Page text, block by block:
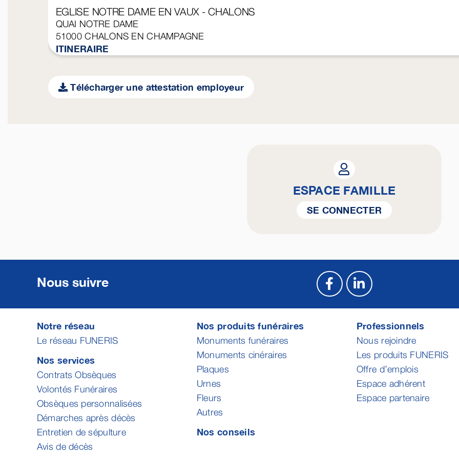
EGLISE NOTRE DAME EN VAUX - CHALONS
QUAI NOTRE DAME
51000CHALONS EN CHAMPAGNE
ITINERAIRE
Télécharger une attestation employeur
ESPACE FAMILLE
SE CONNECTER
Nous suivre
Notre réseau
Le réseau FUNERIS
Nos services
Contrats Obsèques
Volontés Funéraires
Obsèques personnalisées
Démarches après décès
Entretien de sépulture
Avis de décès
Nos produits funéraires
Monuments funéraires
Monuments cinéraires
Plaques
Urnes
Fleurs
Autres
Nos conseils
Professionnels
Nous rejoindre
Les produits FUNERIS
Offre d’emplois
Espace adhérent
Espace partenaire